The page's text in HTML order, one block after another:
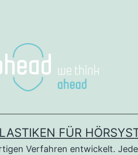
FÜR
Verfahren entwickelt.